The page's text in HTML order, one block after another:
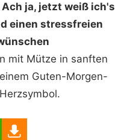
ja, jetzt weiß ich's
einen stressfreien
mit Mütze in sanften
Guten-Morgen-